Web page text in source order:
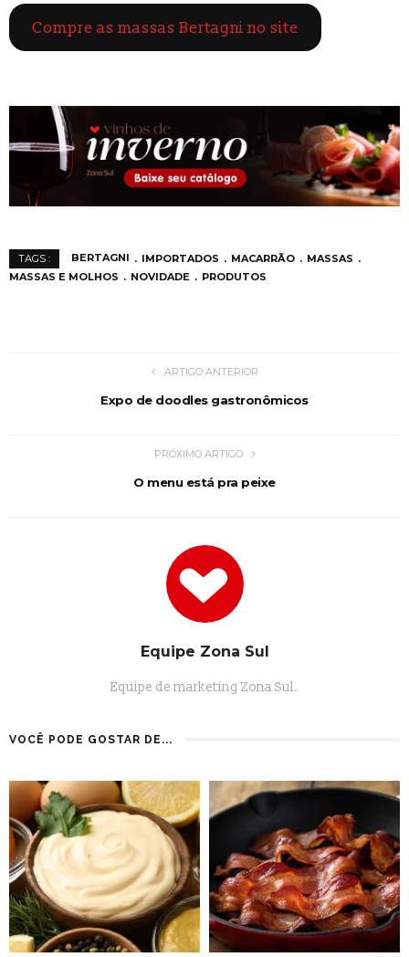
Compre as massas Bertagni no site
TAGS : BERTAGNI IMPORTADOS MACARRÃO
MASSAS
MASSAS E MOLHOS
NOVIDADE PRODUTOS
ARTIGO ANTERIOR
Expo de doodles gastronômicos
PRÓXIMO ARTIGO
O menu está pra peixe
Equipe Zona Sul
Equipe de marketing Zona Sul.
VOCÊ PODE GOSTAR DE...